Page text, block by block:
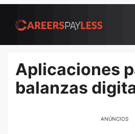
para
conteúdo
Aplicaciones
balanzas
ANÚNCIOS